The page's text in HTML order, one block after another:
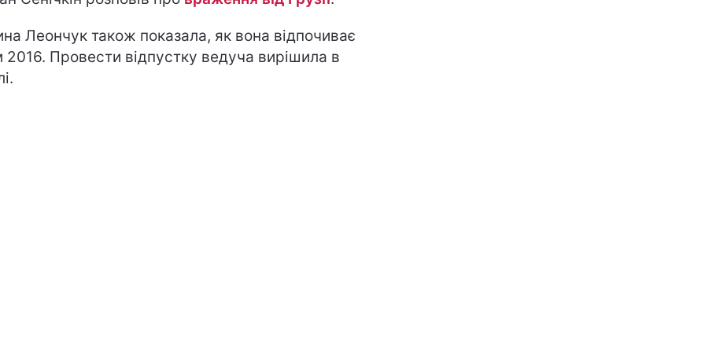
Леончук також показала, як вона відпочиває
2016. Провести відпустку ведуча вирішила в